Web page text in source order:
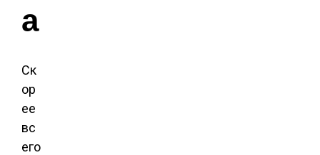
а
Ск
ор
ее
вс
его